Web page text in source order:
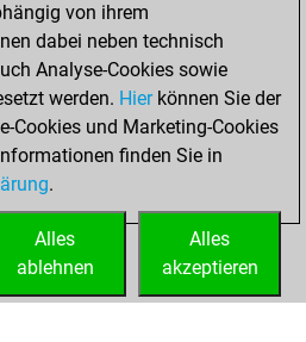
10,
played 125
games
Play
scored +46
in bullet
von ihrem
dabei neben technisch
Analyse-Cookies sowie
werden. Hierkönnen Sie der
Cookies und Marketing-Cookies
finden Sie in
.
Alles
akzeptieren
Alles
ablehnen